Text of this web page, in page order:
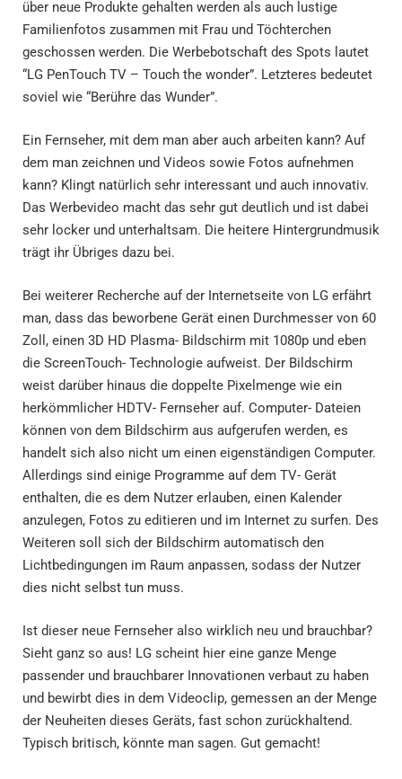
über neue Produkte gehalten werden als auch lustige
Familienfotos zusammen mit Frau und Töchterchen
geschossen werden. Die Werbebotschaft des Spots lautet
“LG PenTouch TV – Touch the wonder”. Letzteres bedeutet
soviel wie “Berühre das Wunder”.
Ein Fernseher, mit dem man aber auch arbeiten kann? Auf
dem man zeichnen und Videos sowie Fotos aufnehmen
kann? Klingt natürlich sehr interessant und auch innovativ.
Das Werbevideo macht das sehr gut deutlich und ist dabei
sehr locker und unterhaltsam. Die heitere Hintergrundmusik
trägt ihr Übriges dazu bei.
Bei weiterer Recherche auf der Internetseite von LG erfährt
man, dass das beworbene Gerät einen Durchmesser von 60
Zoll, einen 3D HD Plasma- Bildschirm mit 1080p und eben
die ScreenTouch- Technologie aufweist. Der Bildschirm
weist darüber hinaus die doppelte Pixelmenge wie ein
herkömmlicher HDTV- Fernseher auf. Computer- Dateien
können von dem Bildschirm aus aufgerufen werden, es
handelt sich also nicht um einen eigenständigen Computer.
Allerdings sind einige Programme auf dem TV- Gerät
enthalten, die es dem Nutzer erlauben, einen Kalender
anzulegen, Fotos zu editieren und im Internet zu surfen. Des
Weiteren soll sich der Bildschirm automatisch den
Lichtbedingungen im Raum anpassen, sodass der Nutzer
dies nicht selbst tun muss.
Ist dieser neue Fernseher also wirklich neu und brauchbar?
Sieht ganz so aus! LG scheint hier eine ganze Menge
passender und brauchbarer Innovationen verbaut zu haben
und bewirbt dies in dem Videoclip, gemessen an der Menge
der Neuheiten dieses Geräts, fast schon zurückhaltend.
Typisch britisch, könnte man sagen. Gut gemacht!